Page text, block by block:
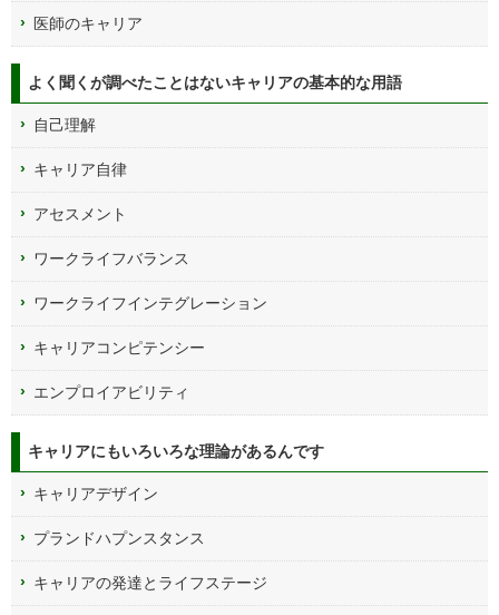
医師のキャリア
よく聞くが調べたことはないキャリアの基本的な用語
自己理解
キャリア自律
アセスメント
ワークライフバランス
ワークライフインテグレーション
キャリアコンピテンシー
エンプロイアビリティ
キャリアにもいろいろな理論があるんです
キャリアデザイン
プランドハプンスタンス
キャリアの発達とライフステージ